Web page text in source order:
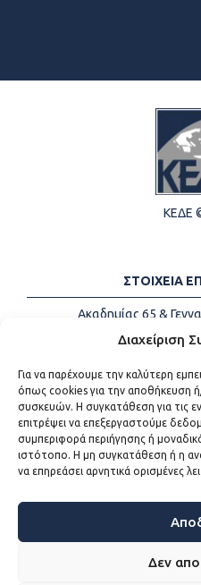
Διαχείριση
Για να παρέχουμε την καλύτερη
όπως cookies για την αποθήκευση
συσκευών. Η συγκατάθεση για τις
επιτρέψει να επεξεργαστούμε
συμπεριφορά περιήγησης ή
ιστότοπο. Η μη συγκατάθεση ή η
να επηρεάσει αρνητικά ορισμένες
Δεν
ΚΕΔΕ
ΣΤΟΙΧΕΙΑ
Ακαδημίας 65 &
Τηλέφωνα:
Email:
ΧΡΗΣΙΜΟΙ
Η
Όροι